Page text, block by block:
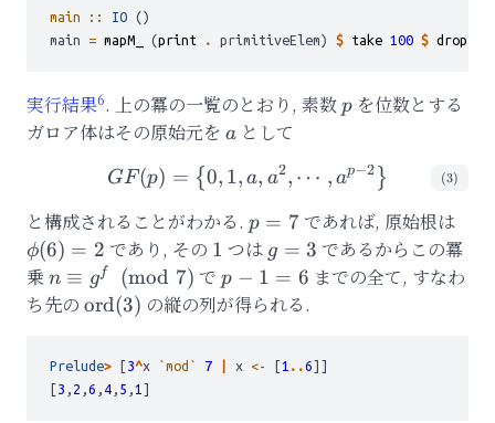
main :: IO ()
main = mapM_ (print . primitiveElem) $ take 100 $ drop
実行結果6. 上の冪の一覧のとおり, 素数p
p を位数とする
ガロア体はその原始元を a
a として
GF(p)= \left\{0, 1, a,
GF(p) = {0, 1, a, a2, ⋯ , ap−2 } (3)
と構成されることがわかる. p=7
p = 7であれば, 原始根は
ϕ(6) = 2 であり, その 1
1 つは g=3
g = 3 であるからこの冪
乗n\equiv
g^{f}\pmod{7}
n ≡ gf (mod 7) でp-
1=6
p − 1 = 6 までの全て, すなわ
ち先の \mathrm{ord}
ord(3) の縦の列が得られる.
Prelude> [3^x `mod` 7 x <- [1 ..6]]
[3 , 2 ,6 , 4 , 5 ,1 ]